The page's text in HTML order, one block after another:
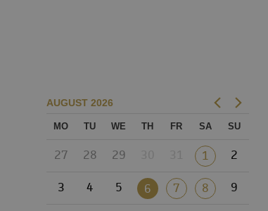
AUGUST 2026
MO TU WE TH FR SA SU
27 28 29 1 2
3 4 5 6 7 8 9